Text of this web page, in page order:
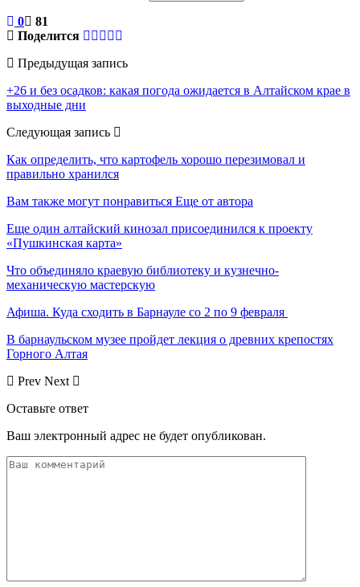
0
81
Поделится
Предыдущая запись
+26 и без осадков: какая погода ожидается в Алтайском крае в
выходные дни
Следующая запись
Как определить, что картофель хорошо перезимовал и
правильно хранился
Вам также могут понравиться Еще от автора
Еще один алтайский кинозал присоединился к проекту
«Пушкинская карта»
Что объединяло краевую библиотеку и кузнечно-
механическую мастерскую
Афиша. Куда сходить в Барнауле со 2 по 9 февраля
В барнаульском музее пройдет лекция о древних крепостях
Горного Алтая
Prev Next
Оставьте ответ
Ваш электронный адрес не будет опубликован.